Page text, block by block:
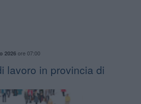
2026ore 07:00
lavoro in provincia di